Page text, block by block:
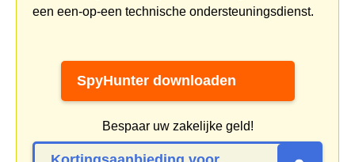
een een-op-een technische ondersteuningsdienst.
SpyHunter downloaden
Bespaar uw zakelijke geld!